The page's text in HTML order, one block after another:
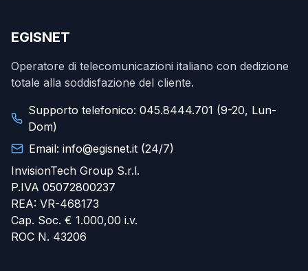
EGISNET
Operatore di telecomunicazioni italiano con dedizione
totale alla soddisfazione del cliente.
Supporto telefonico: 045.8444.701 (9-20, Lun-
Dom)
Email: info@egisnet.it (24/7)
InvisionTech Group S.r.l.
P.IVA 05072800237
REA: VR-468173
Cap. Soc. € 1.000,00 i.v.
ROC N. 43206